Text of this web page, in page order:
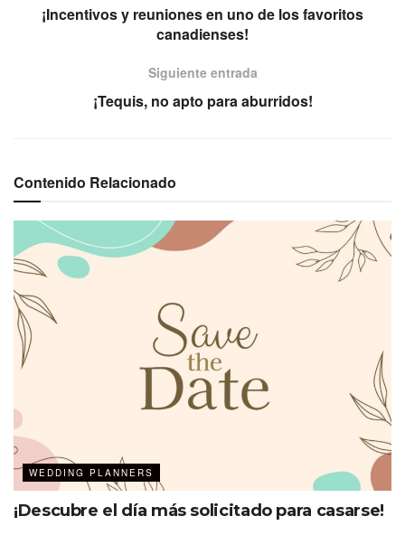
un escote pronunciado
marfil o negro y presenta
mangas largas ligeramente
abullonadas con puños
abotonados. (Claire Celeste,
fotógrafa)
vestidos con los personajes
populares Ursula, Maléfica, la
malvada Reina y Jafar.
(Claire Celeste, fotógrafa)
El nuevo vestido de novia
Ursula de Disney inspirado en
sirena adornada con cuentas
brillantes en el mismo tono
en el corpiño. Está disponible
volantes en los puños. (Claire
Celeste, fotógrafa)
¡Incentivos y reuniones en uno de los favoritos
canadienses!
Siguiente entrada
¡Tequis, no apto para aburridos!
Contenido Relacionado
WEDDING PLANNERS
¡Descubre el día más solicitado para casarse!